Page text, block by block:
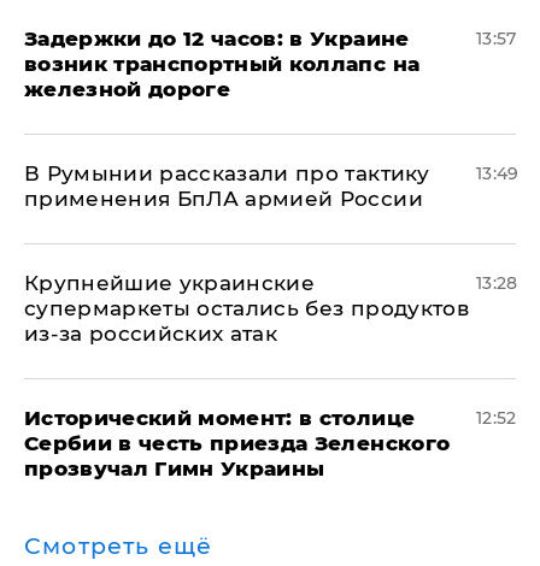
Задержки до 12 часов: в Украине
возник транспортный коллапс на
железной дороге
13:57
В Румынии рассказали про тактику
применения БпЛА армией России
13:49
Крупнейшие украинские
супермаркеты остались без продуктов
из-за российских атак
13:28
Исторический момент: в столице
Сербии в честь приезда Зеленского
прозвучал Гимн Украины
12:52
Смотреть ещё